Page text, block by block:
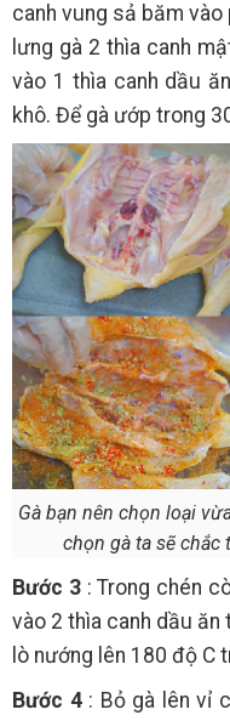
canh vung sả băm
lưng gà 2 thìa canh
vào 1 thìa canh dầu
khô. Để gà ướp trong
Gà bạn nên chọn loại
chọn gà ta sẽ chắc
Bước 3: Trong chén
vào 2 thìa canh dầu
lò nướng lên 180 độ C
Bước 4: Bỏ gà lên vỉ